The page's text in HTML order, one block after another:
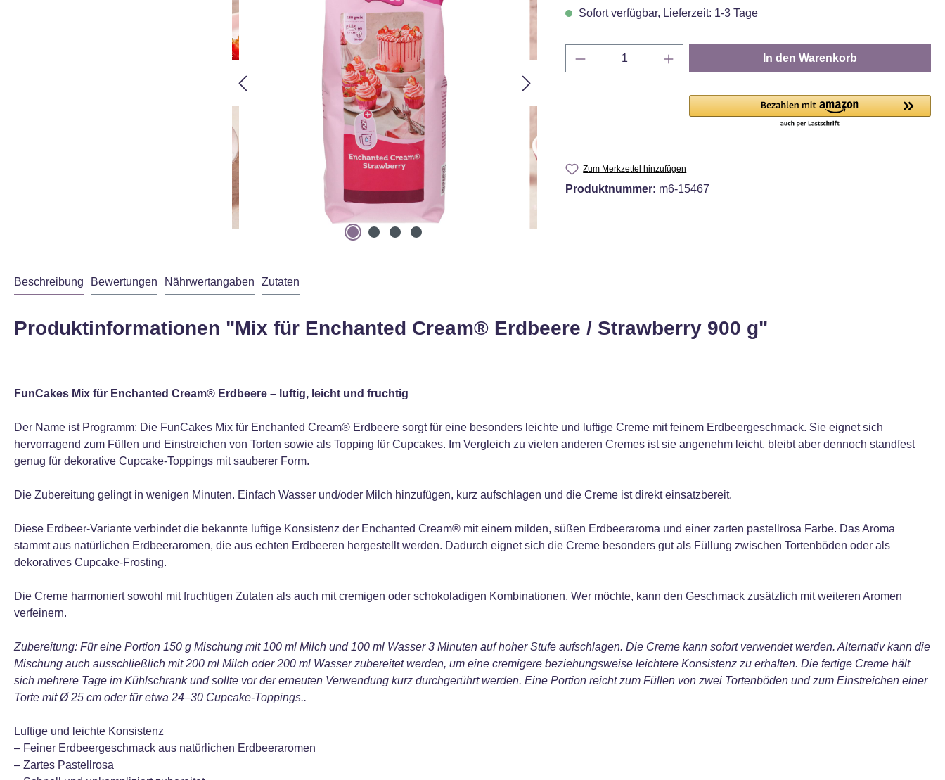
Sofort verfügbar, Lieferzeit: 1-3 Tage
Produkt Anzahl: Gib den gewünschten Wert ein
In den Warenkorb
Zum Merkzettel hinzufügen
Produktnummer: m6-15467
Beschreibung Bewertungen Nährwertangaben Zutaten
Produktinformationen "Mix für Enchanted Cream® Erdbeere / Strawberry 900 g"
FunCakes Mix für Enchanted Cream® Erdbeere – luftig, leicht und fruchtig
Der Name ist Programm: Die FunCakes Mix für Enchanted Cream® Erdbeere sorgt für eine besonders leichte und luftige Creme mit feinem Erdbeergeschmack. Sie eignet sich
hervorragend zum Füllen und Einstreichen von Torten sowie als Topping für Cupcakes. Im Vergleich zu vielen anderen Cremes ist sie angenehm leicht, bleibt aber dennoch standfest
genug für dekorative Cupcake-Toppings mit sauberer Form.
Die Zubereitung gelingt in wenigen Minuten. Einfach Wasser und/oder Milch hinzufügen, kurz aufschlagen und die Creme ist direkt einsatzbereit.
Diese Erdbeer-Variante verbindet die bekannte luftige Konsistenz der Enchanted Cream® mit einem milden, süßen Erdbeeraroma und einer zarten pastellrosa Farbe. Das Aroma
stammt aus natürlichen Erdbeeraromen, die aus echten Erdbeeren hergestellt werden. Dadurch eignet sich die Creme besonders gut als Füllung zwischen Tortenböden oder als
dekoratives Cupcake-Frosting.
Die Creme harmoniert sowohl mit fruchtigen Zutaten als auch mit cremigen oder schokoladigen Kombinationen. Wer möchte, kann den Geschmack zusätzlich mit weiteren Aromen
verfeinern.
Zubereitung: Für eine Portion 150 g Mischung mit 100 ml Milch und 100 ml Wasser 3 Minuten auf hoher Stufe aufschlagen. Die Creme kann sofort verwendet werden. Alternativ kann die
Mischung auch ausschließlich mit 200 ml Milch oder 200 ml Wasser zubereitet werden, um eine cremigere beziehungsweise leichtere Konsistenz zu erhalten. Die fertige Creme hält
sich mehrere Tage im Kühlschrank und sollte vor der erneuten Verwendung kurz durchgerührt werden. Eine Portion reicht zum Füllen von zwei Tortenböden und zum Einstreichen einer
Torte mit Ø 25 cm oder für etwa 24–30 Cupcake-Toppings..
Luftige und leichte Konsistenz
– Feiner Erdbeergeschmack aus natürlichen Erdbeeraromen
– Zartes Pastellrosa